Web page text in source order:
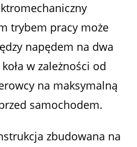
trybem pracy może
napędem na dwa
w zależności od
na maksymalną
samochodem.
zbudowana na